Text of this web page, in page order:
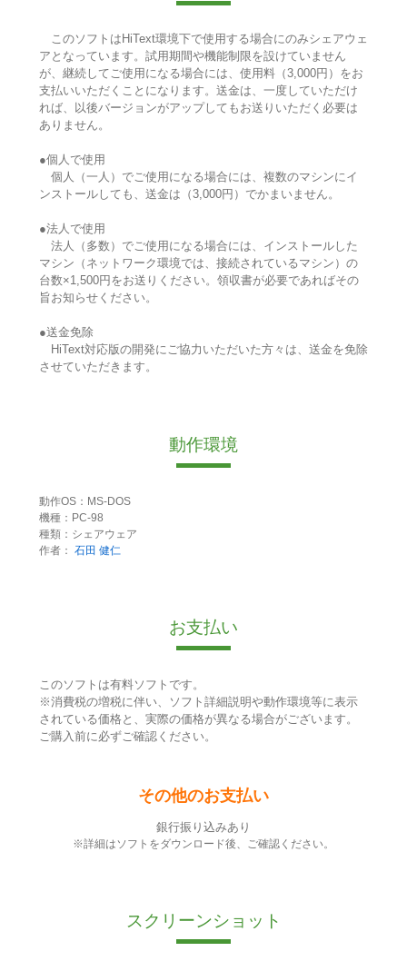
このソフトはHiText環境下で使用する場合にのみシェアウェ
アとなっています。試用期間や機能制限を設けていません
が、継続してご使用になる場合には、使用料（3,000円）をお
支払いいただくことになります。送金は、一度していただけ
れば、以後バージョンがアップしてもお送りいただく必要は
ありません。
●個人で使用
個人（一人）でご使用になる場合には、複数のマシンにイ
ンストールしても、送金は（3,000円）でかまいません。
●法人で使用
法人（多数）でご使用になる場合には、インストールした
マシン（ネットワーク環境では、接続されているマシン）の
台数×1,500円をお送りください。領収書が必要であればその
旨お知らせください。
●送金免除
HiText対応版の開発にご協力いただいた方々は、送金を免除
させていただきます。
動作環境
動作OS：MS-DOS
機種：PC-98
種類：シェアウェア
作者： 石田 健仁
お支払い
このソフトは有料ソフトです。
※消費税の増税に伴い、ソフト詳細説明や動作環境等に表示
されている価格と、実際の価格が異なる場合がございます。
ご購入前に必ずご確認ください。
その他のお支払い
銀行振り込みあり
※詳細はソフトをダウンロード後、ご確認ください。
スクリーンショット